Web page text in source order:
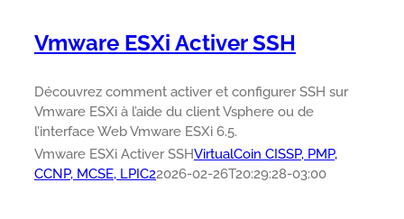
Vmware ESXi Activer SSH
Découvrez comment activer et configurer SSH sur
Vmware ESXi à l’aide du client Vsphere ou de
l’interface Web Vmware ESXi 6.5.
Vmware ESXi Activer SSHVirtualCoin CISSP, PMP,
CCNP, MCSE, LPIC22026-02-26T20:29:28-03:00